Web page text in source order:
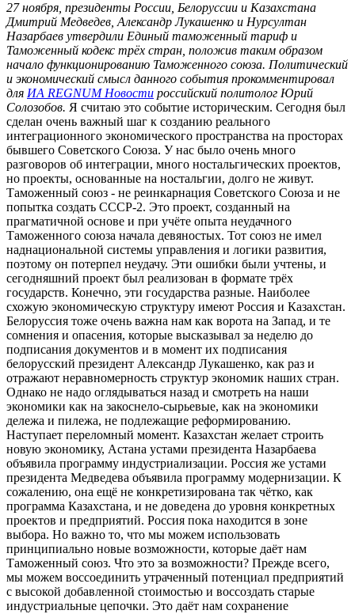
27 ноября, президенты России, Белоруссии и Казахстана
Дмитрий Медведев, Александр Лукашенко и Нурсултан
Назарбаев утвердили Единый таможенный тариф и
Таможенный кодекс трёх стран, положив таким образом
начало функционированию Таможенного союза. Политический
и экономический смысл данного события прокомментировал
для ИА REGNUM Новости российский политолог Юрий
Солозобов. Я считаю это событие историческим. Сегодня был
сделан очень важный шаг к созданию реального
интеграционного экономического пространства на просторах
бывшего Советского Союза. У нас было очень много
разговоров об интеграции, много ностальгических проектов,
но проекты, основанные на ностальгии, долго не живут.
Таможенный союз - не реинкарнация Советского Союза и не
попытка создать СССР-2. Это проект, созданный на
прагматичной основе и при учёте опыта неудачного
Таможенного союза начала девяностых. Тот союз не имел
наднациональной системы управления и логики развития,
поэтому он потерпел неудачу. Эти ошибки были учтены, и
сегодняшний проект был реализован в формате трёх
государств. Конечно, эти государства разные. Наиболее
схожую экономическую структуру имеют Россия и Казахстан.
Белоруссия тоже очень важна нам как ворота на Запад, и те
сомнения и опасения, которые высказывал за неделю до
подписания документов и в момент их подписания
белорусский президент Александр Лукашенко, как раз и
отражают неравномерность структур экономик наших стран.
Однако не надо оглядываться назад и смотреть на наши
экономики как на закоснело-сырьевые, как на экономики
дележа и пилежа, не подлежащие реформированию.
Наступает переломный момент. Казахстан желает строить
новую экономику, Астана устами президента Назарбаева
объявила программу индустриализации. Россия же устами
президента Медведева объявила программу модернизации. К
сожалению, она ещё не конкретизирована так чётко, как
программа Казахстана, и не доведена до уровня конкретных
проектов и предприятий. Россия пока находится в зоне
выбора. Но важно то, что мы можем использовать
принципиально новые возможности, которые даёт нам
Таможенный союз. Что это за возможности? Прежде всего,
мы можем воссоединить утраченный потенциал предприятий
с высокой добавленной стоимостью и воссоздать старые
индустриальные цепочки. Это даёт нам сохранение